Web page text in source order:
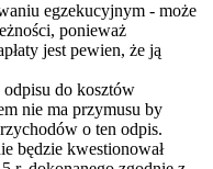
egzekucyjnym - może
ponieważ
jest pewien, że ją
do kosztów
nie ma przymusu by
o ten odpis.
będzie kwestionował